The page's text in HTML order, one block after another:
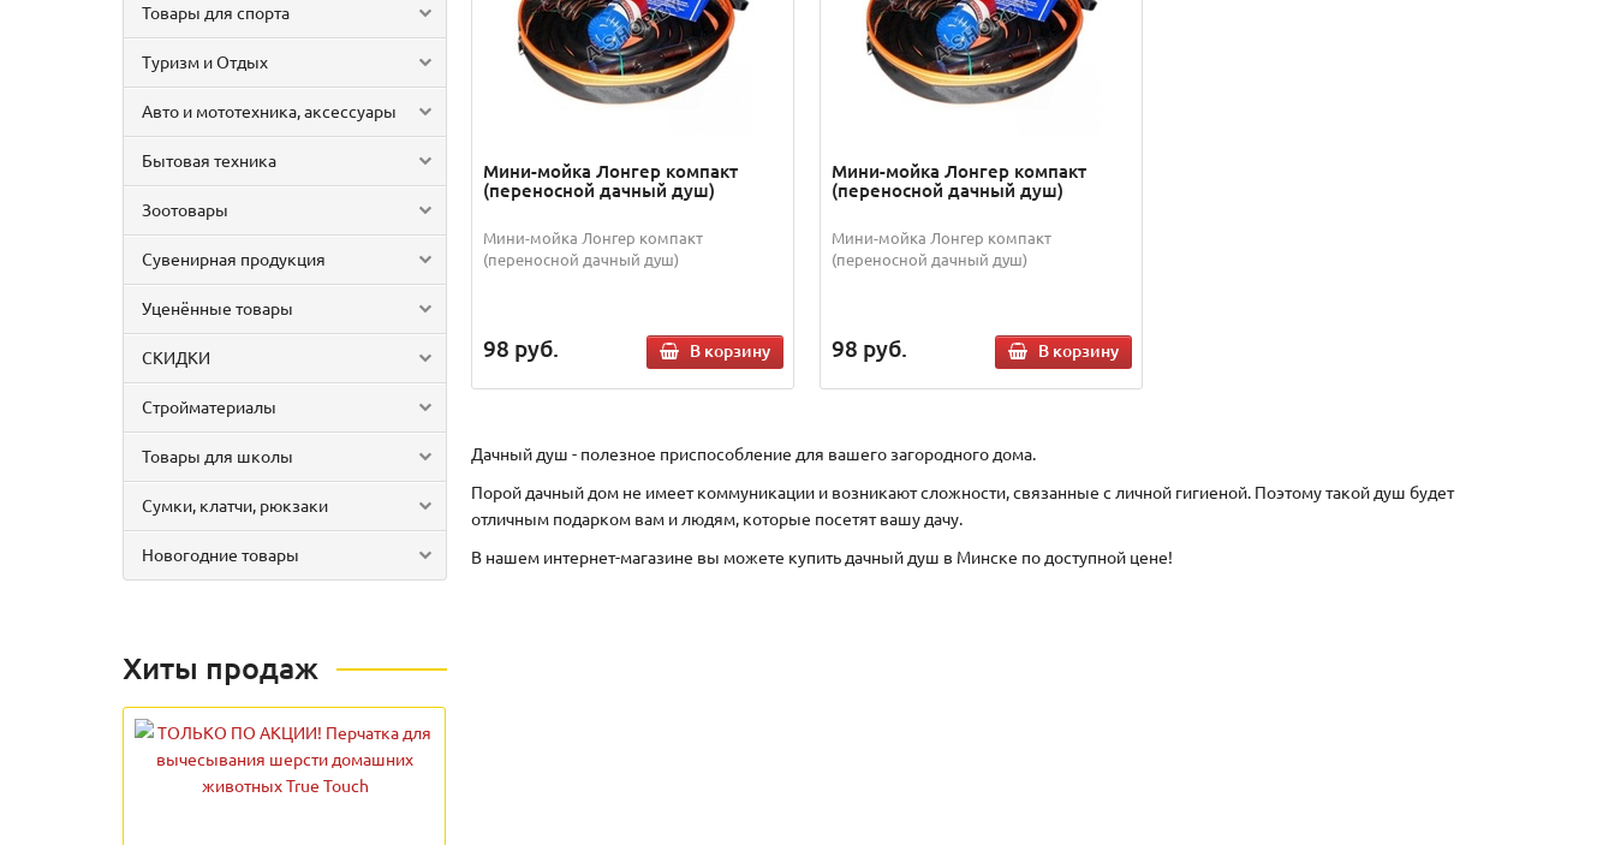
Товары для спорта
Туризм и Отдых
Авто и мототехника, аксессуары
Бытовая техника
Зоотовары
Сувенирная продукция
Уценённые товары
СКИДКИ
Стройматериалы
Товары для школы
Сумки, клатчи, рюкзаки
Новогодние товары
Хиты продаж
Мини-мойка Лонгер компакт
(переносной дачный душ)
Мини-мойка Лонгер компакт
(переносной дачный душ)
98 руб. В корзину
Мини-мойка Лонгер компакт
(переносной дачный душ)
Мини-мойка Лонгер компакт
(переносной дачный душ)
98 руб. В корзину
Дачный душ - полезное приспособление для вашего загородного дома.
Порой дачный дом не имеет коммуникации и возникают сложности, связанные с личной гигиеной. Поэтому такой душ будет
отличным подарком вам и людям, которые посетят вашу дачу.
В нашем интернет-магазине вы можете купить дачный душ в Минске по доступной цене!